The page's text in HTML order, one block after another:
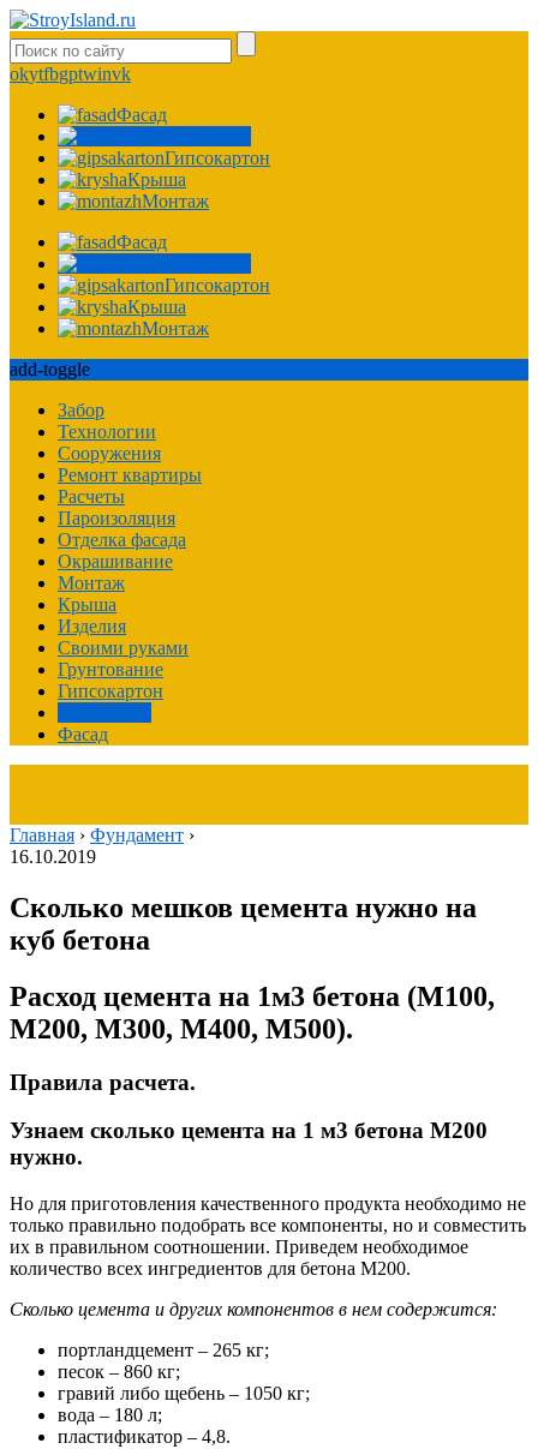
okytfbgptwinvk
Фасад
Гипсокартон
Крыша
Монтаж
Фасад
Гипсокартон
Крыша
Монтаж
add-toggle
Забор
Технологии
Сооружения
Ремонт квартиры
Расчеты
Пароизоляция
Отделка фасада
Окрашивание
Монтаж
Крыша
Изделия
Своими руками
Грунтование
Гипсокартон
Фасад
Главная › Фундамент ›
16.10.2019
Сколько мешков цемента нужно на
куб бетона
Расход цемента на 1м3 бетона (М100,
М200, М300, М400, М500).
Правила расчета.
Узнаем сколько цемента на 1 м3 бетона М200
нужно.
Но для приготовления качественного продукта необходимо не
только правильно подобрать все компоненты, но и совместить
их в правильном соотношении. Приведем необходимое
количество всех ингредиентов для бетона М200.
Сколько цемента и других компонентов в нем содержится:
портландцемент – 265 кг;
песок – 860 кг;
гравий либо щебень – 1050 кг;
вода – 180 л;
пластификатор – 4,8.